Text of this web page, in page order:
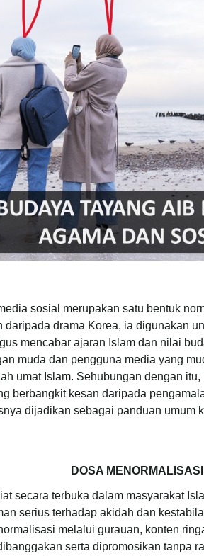
sosial merupakan satu bentuk
daripada drama Korea, ia digunakan
mencabar ajaran Islam dan nilai
muda dan pengguna media yang
umat Islam. Sehubungan dengan
berbangkit kesan daripada
dijadikan sebagai panduan umum
DOSA
secara terbuka dalam masyarakat
serius terhadap akidah dan
melalui gurauan, konten
serta dipromosikan tanpa